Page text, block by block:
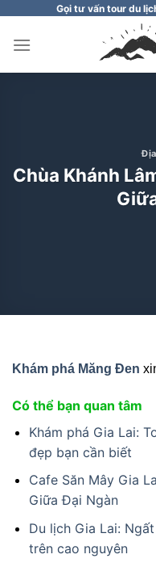
nội
dung
Gọi tư vấn tour du
Chùa Khánh
Khám phá Măng Đen
Có thể bạn quan tâm
Khám phá Gia Lai:
đẹp bạn cần biết
Cafe Săn Mây Gia
Giữa Đại Ngàn
Du lịch Gia Lai:
trên cao nguyên